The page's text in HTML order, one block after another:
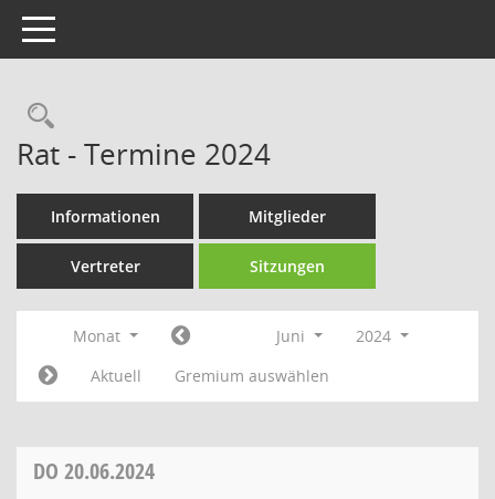
Toggle navigation
Rechercheauswahl
Rat - Termine 2024
Informationen Mitglieder
Vertreter Sitzungen
Monat Juni
2024
Aktuell
Gremium auswählen
DO 20.06.2024